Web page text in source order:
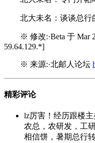
北大未名：谈谈总行
※ 修改:·Beta 于 Mar
59.64.129.*]
※ 来源:·北邮人论坛
精彩评论
lz厉害！经历跟楼
农总，农研发，工
相信饼，暑期总行